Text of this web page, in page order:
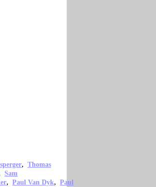
, Thomas
Sam
, Paul Van Dyk, Paul